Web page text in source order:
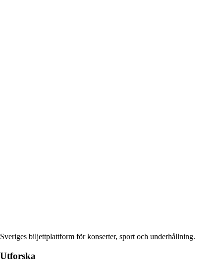
Sveriges biljettplattform för konserter, sport och underhållning.
Utforska